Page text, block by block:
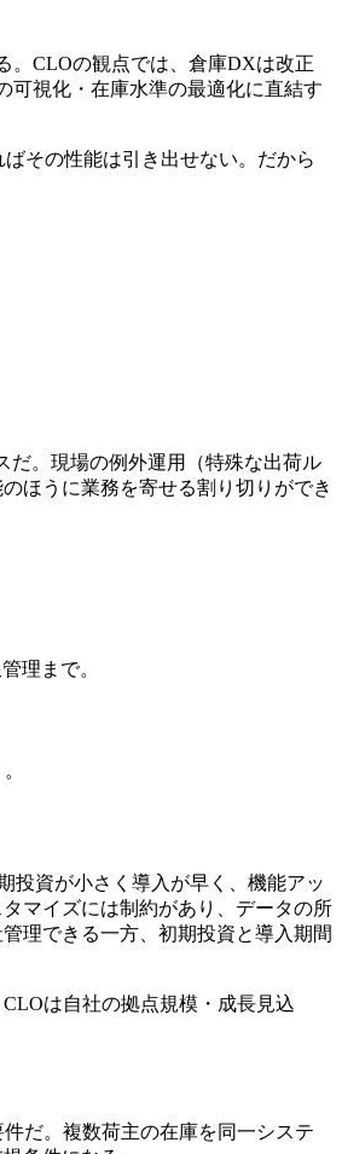
。CLOの観点では、倉庫DXは改正
可視化・在庫水準の最適化に直結す
その性能は引き出せない。だから
だ。現場の例外運用（特殊な出荷ル
ほうに業務を寄せる割り切りができ
理まで。
投資が小さく導入が早く、機能アッ
マイズには制約があり、データの所
理できる一方、初期投資と導入期間
は自社の拠点規模・成長見込
だ。複数荷主の在庫を同一システ